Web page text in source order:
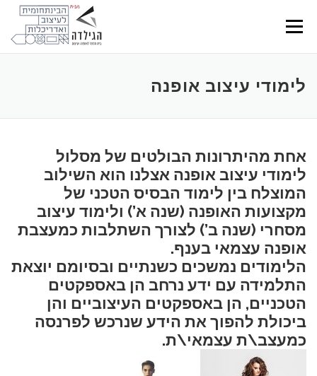
content
Menu
לימודי עיצוב אופנה
אחת מהיתרונות הבולטים של מסלול
לימודי עיצוב אופנה אצלנו הוא השילוב
המוצלח בין לימוד הבסיס הטכני של
מקצועות האופנה (שנה א’) ולימוד עיצוב
מסחרי (שנה ב’) לצורך השתלבות כמעצבת
אופנה עצמאי בענף.
הלימודים נמשכים כשנתיים ובסיומם יוצאת
התלמידה עם ידע נרחב הן באספקטים
הטכניים, הן באספקטים העיצוביים והן
ביכולת להפוך את הידע שנרכש לפרנסה
כמעצב\ת עצמאי\ת.